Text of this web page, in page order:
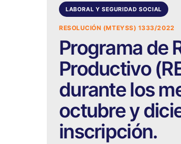
LABORAL Y SEGURIDAD SOCIAL
RESOLUCIÓN (MTEYSS) 1333/2022
Programa de
Productivo
durante los
octubre y
inscripción.